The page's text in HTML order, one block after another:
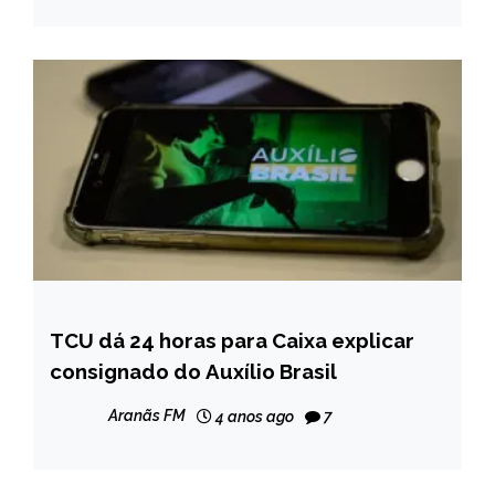
BRASIL
NOTÍCIAS
TCU dá 24 horas para Caixa explicar
consignado do Auxílio Brasil
Aranãs FM 4 anos ago 7